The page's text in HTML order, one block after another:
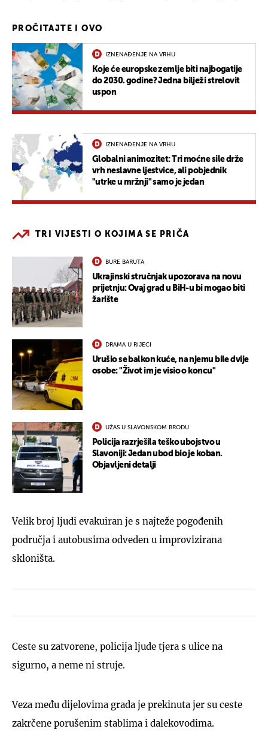
PROČITAJTE I OVO
IZNENAĐENJE NA VRHU
Koje će europske zemlje biti najbogatije
do 2030. godine? Jedna bilježi strelovit
uspon
IZNENAĐENJE NA VRHU
Globalni animozitet: Tri moćne sile drže
vrh neslavne ljestvice, ali pobjednik
"utrke u mržnji" samo je jedan
TRI VIJESTI O KOJIMA SE PRIČA
BURE BARUTA
Ukrajinski stručnjak upozorava na novu
prijetnju: Ovaj grad u BiH-u bi mogao biti
žarište
DRAMA U RIJECI
Urušio se balkon kuće, na njemu bile dvije
osobe: "Život im je visio o koncu"
UŽAS U SLAVONSKOM BRODU
Policija razrješila teško ubojstvo u
Slavoniji: Jedan ubod bio je koban.
Objavljeni detalji
Velik broj ljudi evakuiran je s najteže pogođenih
područja i autobusima odveden u improvizirana
skloništa.
Ceste su zatvorene, policija ljude tjera s ulice na
sigurno, a neme ni struje.
Veza među dijelovima grada je prekinuta jer su ceste
zakrčene porušenim stablima i dalekovodima.